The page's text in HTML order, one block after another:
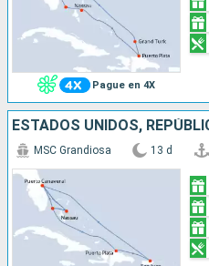
Pague en 4X
MSC Grandiosa 13 d